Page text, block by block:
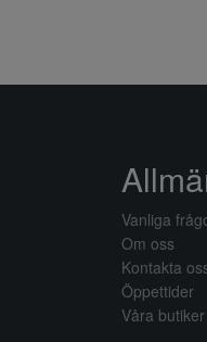
Vanliga
Om oss
Kontakta
Öppettider
Våra butiker